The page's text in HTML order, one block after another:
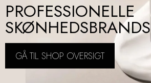
PROFESSIONELLE
SKØNHEDSBRANDS
GÅ TIL SHOP OVERSIGT